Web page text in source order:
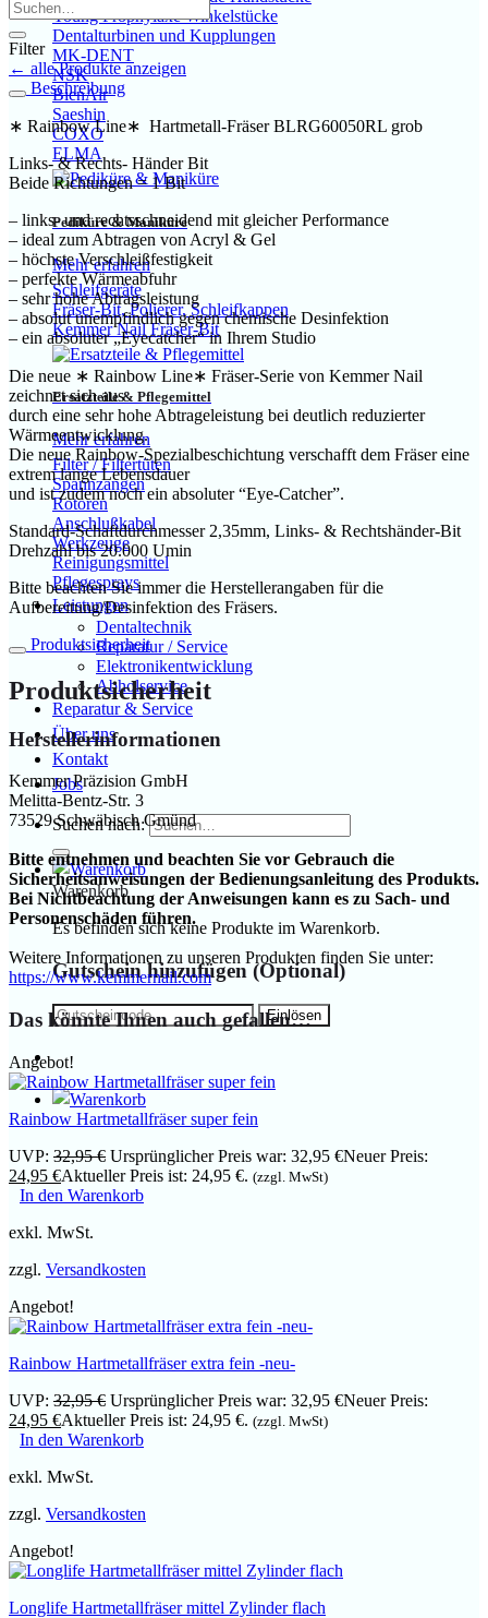
Young Prophylaxe Winkelstücke
Dentalturbinen und Kupplungen
MK-DENT
NSK
BienAir
Saeshin
COXO
ELMA
Pediküre & Maniküre
Mehr erfahren
Schleifgeräte
Fräser-Bit, Polierer, Schleifkappen
Kemmer Nail Fräser-Bit
Ersatzteile & Pflegemittel
Mehr erfahren
Filter / Filtertüten
Spannzangen
Rotoren
Anschlußkabel
Werkzeuge
Reinigungsmittel
Pflegesprays
Leistungen
Dentaltechnik
Reparatur / Service
Elektronikentwicklung
Abholservice
Reparatur & Service
Über uns
Kontakt
Jobs
Suchen nach:
Warenkorb
Es befinden sich keine Produkte im Warenkorb.
Gutschein hinzufügen(Optional)
Filter
← alle Produkte anzeigen
Beschreibung
∗ Rainbow Line∗ Hartmetall-Fräser BLRG60050RL grob
Links- & Rechts- Händer Bit
Beide Richtungen = 1 Bit
– links- und rechtsschneidend mit gleicher Performance
– ideal zum Abtragen von Acryl & Gel
– höchste Verschleißfestigkeit
– perfekte Wärmeabfuhr
– sehr hohe Abtragsleistung
– absolut unempfindlich gegen chemische Desinfektion
– ein absoluter „Eyecatcher“ in Ihrem Studio
Die neue ∗ Rainbow Line∗ Fräser-Serie von Kemmer Nail
zeichnet sich aus
durch eine sehr hohe Abtrageleistung bei deutlich reduzierter
Wärmeentwicklung.
Die neue Rainbow-Spezialbeschichtung verschafft dem Fräser eine
extrem lange Lebensdauer
und ist zudem noch ein absoluter “Eye-Catcher”.
Standard-Schaftdurchmesser 2,35mm, Links- & Rechtshänder-Bit
Drehzahl bis 20.000 Umin
Bitte beachten Sie immer die Herstellerangaben für die
Aufbereitung/Desinfektion des Fräsers.
Produktsicherheit
Produktsicherheit
Herstellerinformationen
Kemmer Präzision GmbH
Melitta-Bentz-Str. 3
73529 Schwäbisch Gmünd
Bitte entnehmen und beachten Sie vor Gebrauch die
Sicherheitsanweisungen der Bedienungsanleitung des Produkts.
Bei Nichtbeachtung der Anweisungen kann es zu Sach- und
Personenschäden führen.
Weitere Informationen zu unseren Produkten finden Sie unter:
https://www.kemmernail.com
Das könnte Ihnen auch gefallen…
Angebot!
Rainbow Hartmetallfräser super fein
UVP: 32,95€ Ursprünglicher Preis war: 32,95 €Neuer Preis:
24,95 €Aktueller Preis ist: 24,95 €. (zzgl. MwSt)
In den Warenkorb
exkl. MwSt.
zzgl. Versandkosten
Angebot!
Rainbow Hartmetallfräser extra fein -neu-
UVP: 32,95€ Ursprünglicher Preis war: 32,95 €Neuer Preis:
24,95 €Aktueller Preis ist: 24,95 €. (zzgl. MwSt)
In den Warenkorb
exkl. MwSt.
zzgl. Versandkosten
Angebot!
Longlife Hartmetallfräser mittel Zylinder flach